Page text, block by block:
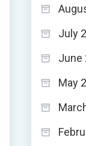
July
June
May